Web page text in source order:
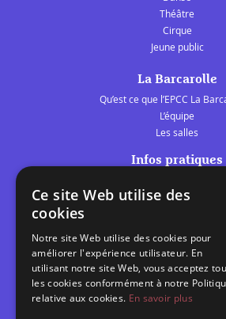
Théâtre
Cirque
Jeune public
La Barcarolle
Qu’est ce que l’EPCC La
L’équipe
Les salles
Infos pratiques
Les belles scènes
Calendrier
Programme des
Brèves
Ce site Web utilise des
cookies
Notre site Web utilise des cookies pour
améliorer l'expérience utilisateur. En
utilisant notre site Web, vous acceptez
les cookies conformément à notre
relative aux cookies. En savoir plus